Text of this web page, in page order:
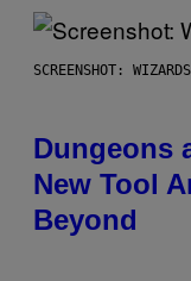
SCREENSHOT:
Dungeons
New Tool
Beyond